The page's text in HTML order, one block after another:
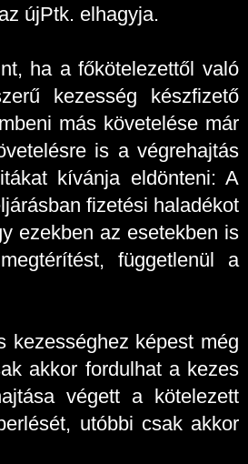
újPtk. elhagyja.
ha a főkötelezettől való
kezesség készfizető
más követelése már
is a végrehajtás
kívánja eldönteni: A
fizetési haladékot
ezekben az esetekben is
függetlenül a
kezességhez képest még
akkor fordulhat a kezes
végett a kötelezett
utóbbi csak akkor